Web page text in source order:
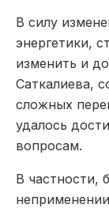
В силу
энергетики,
изменить и
Саткалиева,
сложных
удалось
вопросам.
В частности,